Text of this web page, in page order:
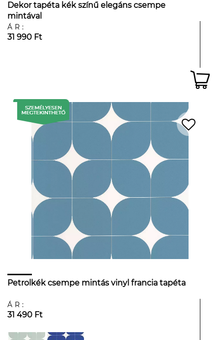
Dekor tapéta kék színű elegáns csempe
mintával
ÁR:
31 990 Ft
Petrolkék csempe mintás vinyl francia tapéta
ÁR:
31 490 Ft